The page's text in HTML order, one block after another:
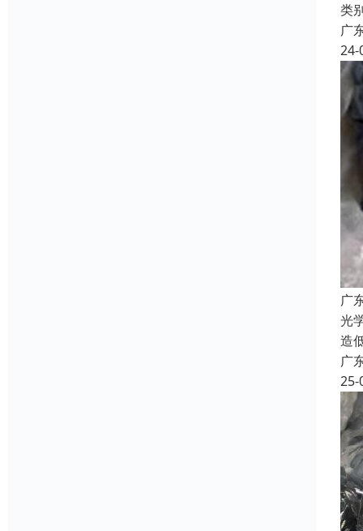
类
广
24-
广
光
造
广
25-